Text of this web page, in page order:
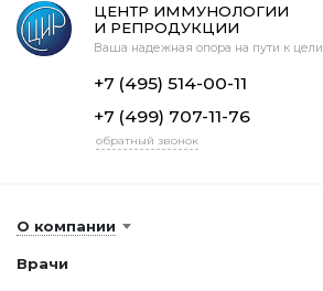
ЦЕНТР ИММУНОЛОГИИ
И РЕПРОДУКЦИИ
Ваша надежная опора на пути к цели
+7 (495) 514-00-11
+7 (499) 707-11-76
обратный звонок
О компании
Врачи